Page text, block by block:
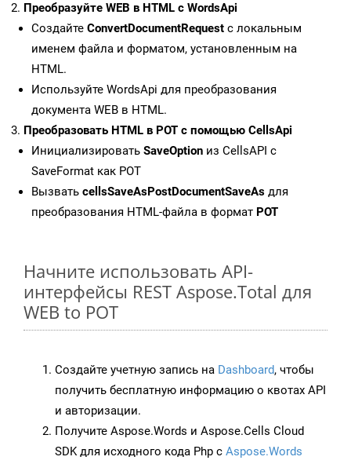
Преобразуйте WEB в HTML с WordsApi
Создайте ConvertDocumentRequest с локальным
именем файла и форматом, установленным на
HTML.
Используйте WordsApi для преобразования
документа WEB в HTML.
Преобразовать HTML в POT с помощью CellsApi
Инициализировать SaveOption из CellsAPI с
SaveFormat как POT
Вызвать cellsSaveAsPostDocumentSaveAs для
преобразования HTML-файла в формат POT
Начните использовать API-
интерфейсы REST Aspose.Total для
WEB to POT
Создайте учетную запись на Dashboard, чтобы
получить бесплатную информацию о квотах API
и авторизации.
Получите Aspose.Words и Aspose.Cells Cloud
SDK для исходного кода Php с Aspose.Words